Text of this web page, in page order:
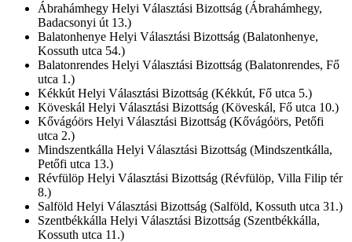
Ábrahámhegy Helyi Választási Bizottság (Ábrahámhegy,
Badacsonyi út 13.)
Balatonhenye Helyi Választási Bizottság (Balatonhenye,
Kossuth utca 54.)
Balatonrendes Helyi Választási Bizottság (Balatonrendes, Fő
utca 1.)
Kékkút Helyi Választási Bizottság (Kékkút, Fő utca 5.)
Köveskál Helyi Választási Bizottság (Köveskál, Fő utca 10.)
Kővágóörs Helyi Választási Bizottság (Kővágóörs, Petőfi
utca 2.)
Mindszentkálla Helyi Választási Bizottság (Mindszentkálla,
Petőfi utca 13.)
Révfülöp Helyi Választási Bizottság (Révfülöp, Villa Filip tér
8.)
Salföld Helyi Választási Bizottság (Salföld, Kossuth utca 31.)
Szentbékkálla Helyi Választási Bizottság (Szentbékkálla,
Kossuth utca 11.)